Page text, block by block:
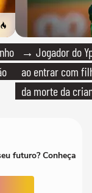
→ Jogador do
ao entrar com
da morte da
futuro? Conheça